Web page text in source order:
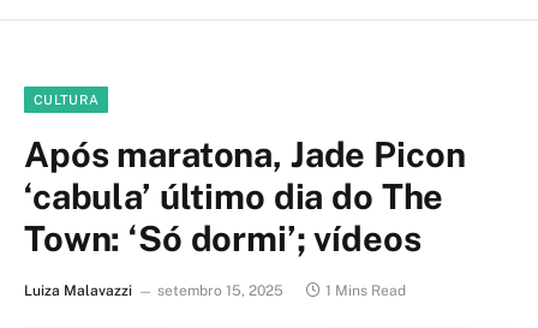
CULTURA
Após maratona, Jade Picon
‘cabula’ último dia do The
Town: ‘Só dormi’; vídeos
Luiza Malavazzi setembro 15, 2025 1 Mins Read